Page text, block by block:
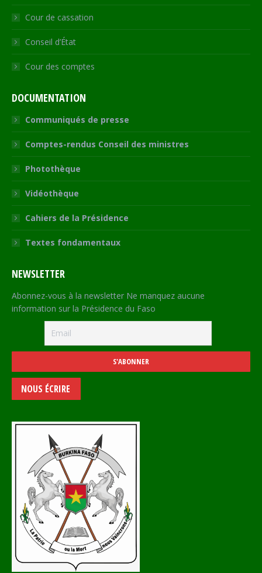
Cour de cassation
Conseil d’État
Cour des comptes
DOCUMENTATION
Communiqués de presse
Comptes-rendus Conseil des ministres
Photothèque
Vidéothèque
Cahiers de la Présidence
Textes fondamentaux
NEWSLETTER
Abonnez-vous à la newsletter Ne manquez aucune
information sur la Présidence du Faso
NOUS ÉCRIRE